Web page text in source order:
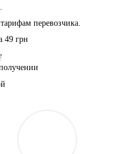
перевозчика.
49 грн